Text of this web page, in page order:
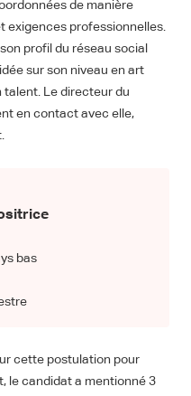
de manière
exigences professionnelles.
profil du réseau social
sur son niveau en art
talent. Le directeur du
en contact avec elle,
bas
cette postulation pour
le candidat a mentionné 3